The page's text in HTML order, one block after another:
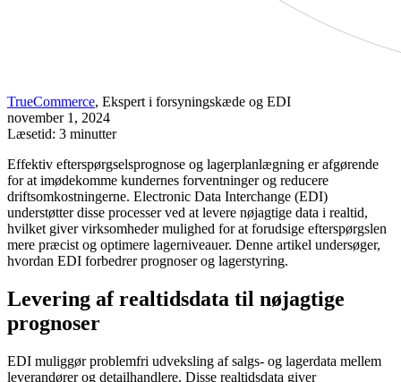
TrueCommerce, Ekspert i forsyningskæde og EDI
november 1, 2024
Læsetid: 3 minutter
Effektiv efterspørgselsprognose og lagerplanlægning er afgørende
for at imødekomme kundernes forventninger og reducere
driftsomkostningerne. Electronic Data Interchange (EDI)
understøtter disse processer ved at levere nøjagtige data i realtid,
hvilket giver virksomheder mulighed for at forudsige efterspørgslen
mere præcist og optimere lagerniveauer. Denne artikel undersøger,
hvordan EDI forbedrer prognoser og lagerstyring.
Levering af realtidsdata til nøjagtige
prognoser
EDI muliggør problemfri udveksling af salgs- og lagerdata mellem
leverandører og detailhandlere. Disse realtidsdata giver